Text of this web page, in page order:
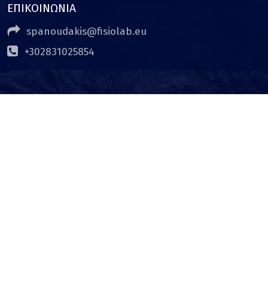
ΕΠΙΚΟΙΝΩΝΙΑ
spanoudakis@fisiolab.eu
+302831025854